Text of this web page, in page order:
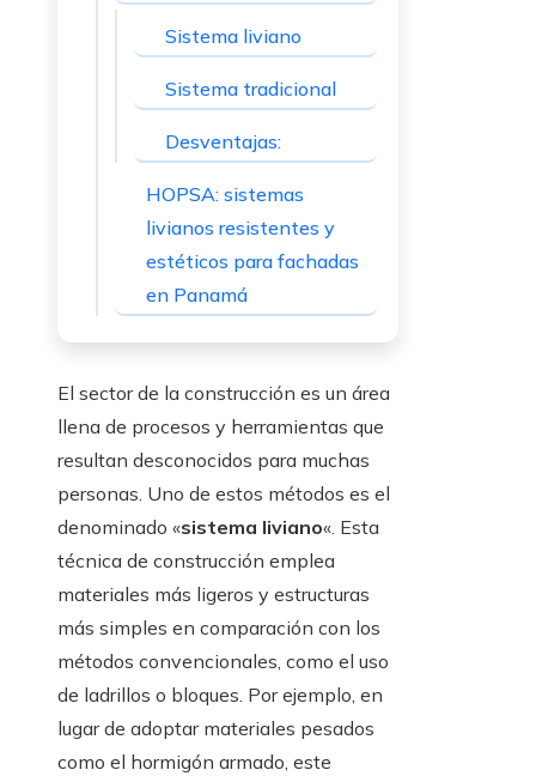
Sistema liviano
Sistema tradicional
Desventajas:
HOPSA: sistemas
livianos resistentes y
estéticos para fachadas
en Panamá
El sector de la construcción es un área
llena de procesos y herramientas que
resultan desconocidos para muchas
personas. Uno de estos métodos es el
denominado «sistema liviano«. Esta
técnica de construcción emplea
materiales más ligeros y estructuras
más simples en comparación con los
métodos convencionales, como el uso
de ladrillos o bloques. Por ejemplo, en
lugar de adoptar materiales pesados
como el hormigón armado, este